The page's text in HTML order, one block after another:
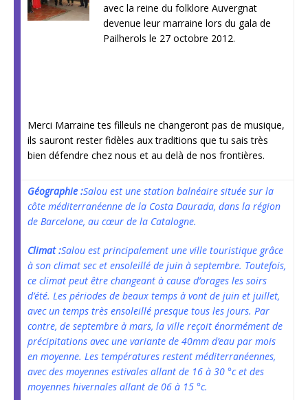
avec la reine du folklore Auvergnat
devenue leur marraine lors du gala de
Pailherols le 27 octobre 2012.
Merci Marraine tes filleuls ne changeront pas de musique,
ils sauront rester fidèles aux traditions que tu sais très
bien défendre chez nous et au delà de nos frontières.
Géographie :Salou est une station balnéaire située sur la
côte méditerranéenne de la Costa Daurada, dans la région
de Barcelone, au cœur de la Catalogne.
Climat :Salou est principalement une ville touristique grâce
à son climat sec et ensoleillé de juin à septembre. Toutefois,
ce climat peut être changeant à cause d’orages les soirs
d’été. Les périodes de beaux temps à vont de juin et juillet,
avec un temps très ensoleillé presque tous les jours. Par
contre, de septembre à mars, la ville reçoit énormément de
précipitations avec une variante de 40mm d’eau par mois
en moyenne. Les températures restent méditerranéennes,
avec des moyennes estivales allant de 16 à 30 °c et des
moyennes hivernales allant de 06 à 15 °c.